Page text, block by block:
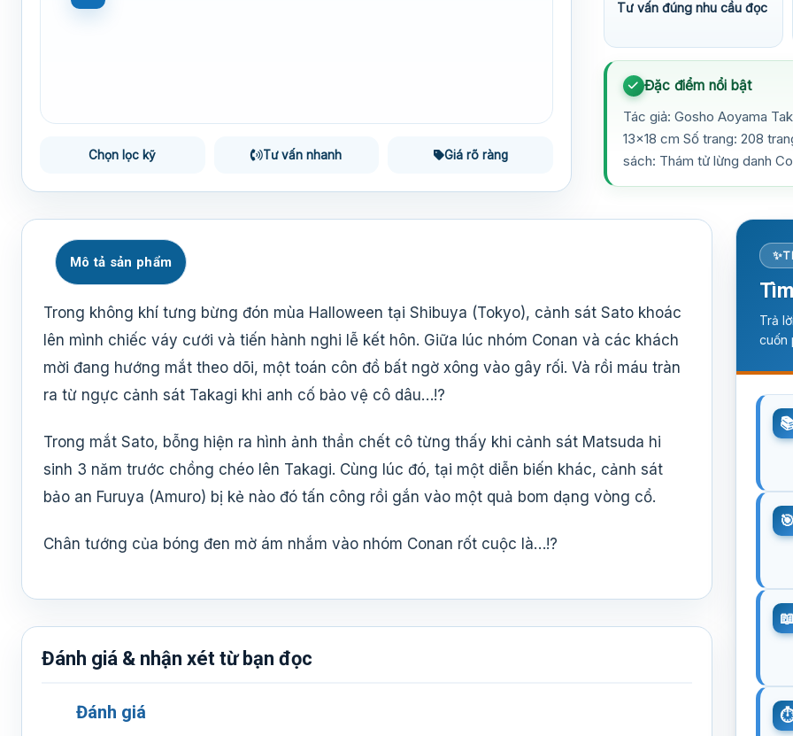
Chọn lọc kỹ Tư vấn nhanh Giá rõ ràng
Tư vấn đúng nhu cầu đọc
Đặc điểm nổi bật
Tác giả: Gosho Aoyama
13×18 cm Số trang: 208
sách: Thám tử lừng danh
Mô tả sản phẩm
Trong không khí tưng bừng đón mùa Halloween tại Shibuya (Tokyo), cảnh sát Sato khoác
lên mình chiếc váy cưới và tiến hành nghi lễ kết hôn. Giữa lúc nhóm Conan và các khách
mời đang hướng mắt theo dõi, một toán côn đồ bất ngờ xông vào gây rối. Và rồi máu tràn
ra từ ngực cảnh sát Takagi khi anh cố bảo vệ cô dâu…!?
Trong mắt Sato, bỗng hiện ra hình ảnh thần chết cô từng thấy khi cảnh sát Matsuda hi
sinh 3 năm trước chồng chéo lên Takagi. Cùng lúc đó, tại một diễn biến khác, cảnh sát
bảo an Furuya (Amuro) bị kẻ nào đó tấn công rồi gắn vào một quả bom dạng vòng cổ.
Chân tướng của bóng đen mờ ám nhắm vào nhóm Conan rốt cuộc là…!?
Đánh giá & nhận xét từ bạn đọc
Đánh giá
Trả
cuốn